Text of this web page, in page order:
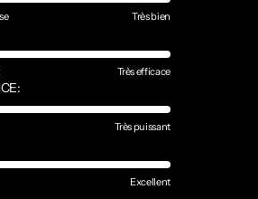
Très bien
Très efficace
Très puissant
Excellent